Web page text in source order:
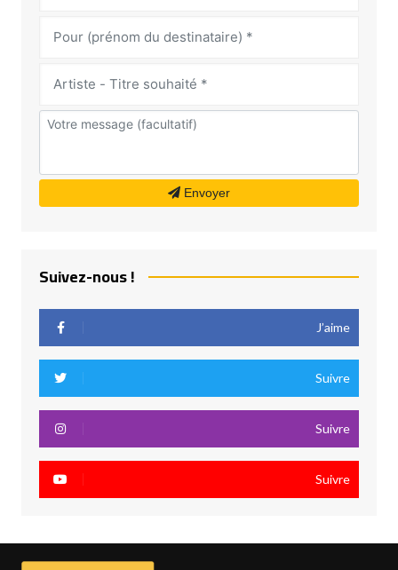
Envoyer
Suivez-nous !
J’aime
Suivre
Suivre
Suivre